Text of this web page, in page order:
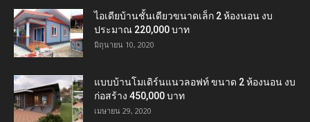
ไอเดียบ้านชั้นเดียวขนาดเล็ก 2 ห้องนอน งบ
ประมาณ 220,000 บาท
มิถุนายน 10, 2020
แบบบ้านโมเดิร์นแนวลอฟท์ ขนาด 2 ห้องนอน งบ
ก่อสร้าง 450,000 บาท
เมษายน 29, 2020